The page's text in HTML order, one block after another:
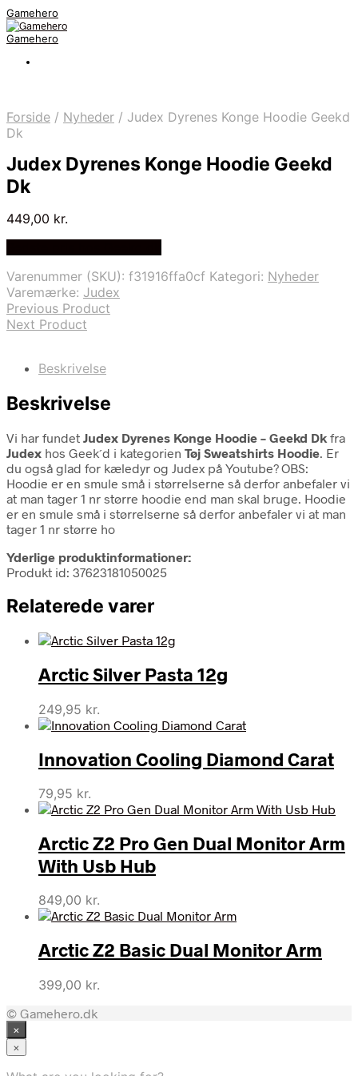
Gamehero
Gamehero
Forside / Nyheder / Judex Dyrenes Konge Hoodie Geekd
Dk
Judex Dyrenes Konge Hoodie Geekd
Dk
449,00 kr.
Varenummer (SKU): f31916ffa0cf Kategori: Nyheder
Varemærke: Judex
Previous Product
Next Product
Beskrivelse
Beskrivelse
Vi har fundet Judex Dyrenes Konge Hoodie – Geekd Dk fra
Judex hos Geek´d i kategorien Tøj Sweatshirts Hoodie. Er
du også glad for kæledyr og Judex på Youtube? OBS:
Hoodie er en smule små i størrelserne så derfor anbefaler vi
at man tager 1 nr større hoodie end man skal bruge. Hoodie
er en smule små i størrelserne så derfor anbefaler vi at man
tager 1 nr større ho
Yderlige produktinformationer:
Produkt id: 37623181050025
Relaterede varer
Arctic Silver Pasta 12g
249,95 kr.
Innovation Cooling Diamond Carat
79,95 kr.
Arctic Z2 Pro Gen Dual Monitor Arm
With Usb Hub
849,00 kr.
Arctic Z2 Basic Dual Monitor Arm
399,00 kr.
© Gamehero.dk
×
×